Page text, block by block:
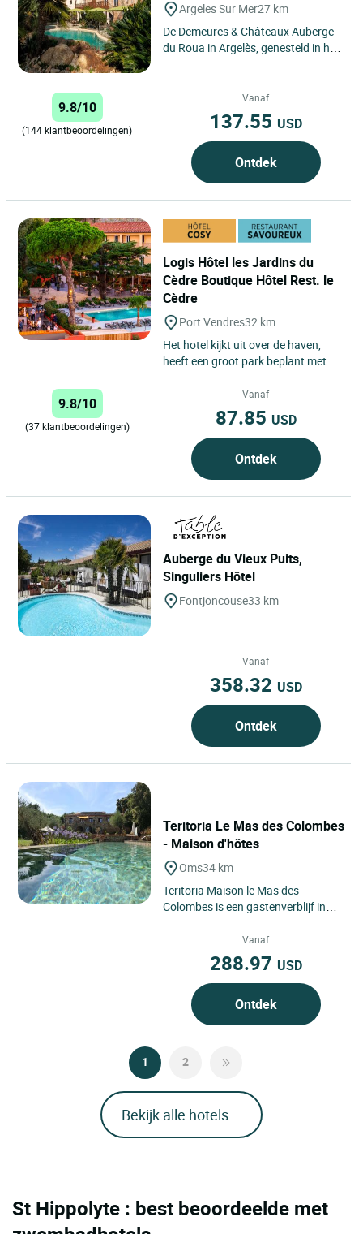
Argeles Sur Mer27 km
De Demeures & Châteaux Auberge
du Roua in Argelès, genesteld in het
9.8/10
(144 klantbeoordelingen)
Vanaf
137.55 USD
Ontdek
Logis Hôtel les Jardins du
Cèdre Boutique Hôtel Rest. le
Cèdre
Port Vendres32 km
Het hotel kijkt uit over de haven,
heeft een groot park beplant met
eeuwenoude oude cederboom...
9.8/10
(37 klantbeoordelingen)
Vanaf
87.85 USD
Ontdek
Auberge du Vieux Puits,
Singuliers Hôtel
Fontjoncouse33 km
Vanaf
358.32 USD
Ontdek
Teritoria Le Mas des Colombes
- Maison d'hôtes
Oms34 km
Teritoria Maison le Mas des
Colombes is een gastenverblijf in
en de heuvels van de Oostelijke...
Vanaf
288.97 USD
Ontdek
1 2
Bekijk alle hotels
St Hippolyte : best beoordeelde met